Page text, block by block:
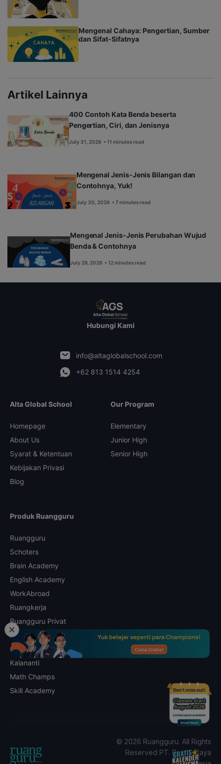
Mengenal Cahaya: Pengertian, Sumber
dan Sifat-Sifatnya
Artikel Lainnya
400 Contoh Kata Benda beserta
Pengertian, Ciri, dan Jenisnya
July 31, 2026 • 11 minutes read
Mengenal Jenis-Jenis Bilangan dan
Contohnya, Yuk!
July 30, 2026 • 7 minutes read
Mengenal Jenis-Jenis Perubahan Wujud
Benda & Contohnya
July 29, 2026 • 12 minutes read
Hubungi Kami
info@altaglobalschool.com
+62 813 1514 4254
Alta Global School
Homepage
About Us
Syarat & Ketentuan
Kebijakan Privasi
Blog
Our Program
Elementary
Junior High
Senior High
Produk Ruangguru
Ruangguru
Schoters
Brain Academy
English Academy
WorkAbroad
Ruangkerja
Ruangguru Privat
Alta Global School
Champions World
Kalananti
Math Champs
Skill Academy
© 2026 Ruangguru. All Rights
Reserved PT. Ruang Raya